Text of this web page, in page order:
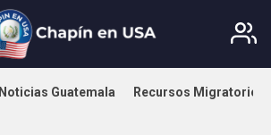
Noticias Guatemala Recursos Migratorios